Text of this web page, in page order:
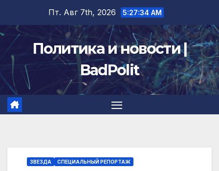
содержимому
Пт. Авг 7th, 2026 5:27:35 AM
Политика и новости |
BadPolit
ЗВЕЗДА СПЕЦИАЛЬНЫЙ РЕПОРТАЖ